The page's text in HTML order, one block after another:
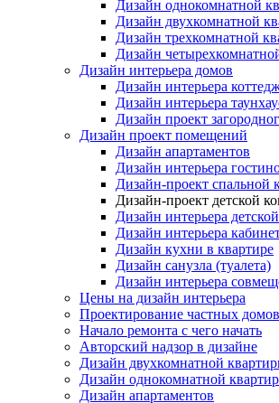
Дизайн однокомнатной
Дизайн двухкомнатной
Дизайн трехкомнатной
Дизайн
Дизайн интерьера домов
Дизайн интерьера
Дизайн интерьера
Дизайн проект
Дизайн проект помещений
Дизайн апартаментов
Дизайн интерьера
Дизайн-проект спальной
Дизайн-проект детской
Дизайн интерьера
Дизайн интерьера
Дизайн кухни в квартире
Дизайн санузла (туалета)
Дизайн интерьера
Цены на дизайн интерьера
Проектирование частных домов
Начало ремонта с чего начать
Авторский надзор в дизайне
Дизайн двухкомнатной
Дизайн однокомнатной
Дизайн апартаментов